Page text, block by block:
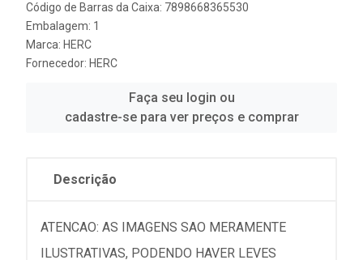
Código de Barras da Caixa: 7898668365530
Embalagem: 1
Marca: HERC
Fornecedor: HERC
Faça seu login ou
cadastre-se para ver preços e comprar
Descrição
ATENCAO: AS IMAGENS SAO MERAMENTE
ILUSTRATIVAS, PODENDO HAVER LEVES